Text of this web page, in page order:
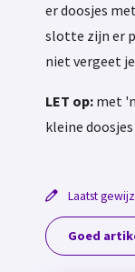
er doosjes
slotte zijn er
niet vergeet
LET op: met
kleine
Laatst
Goed